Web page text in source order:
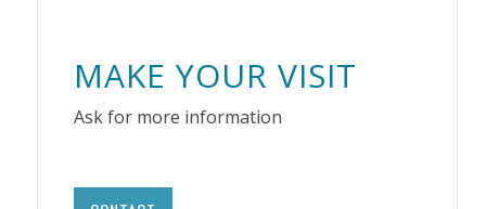
MAKE YOUR VISIT
Ask for more information